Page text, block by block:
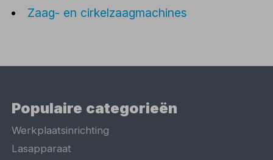
Zaag- en cirkelzaagmachines
Populaire categorieën
Werkplaatsinrichting
Lasapparaat